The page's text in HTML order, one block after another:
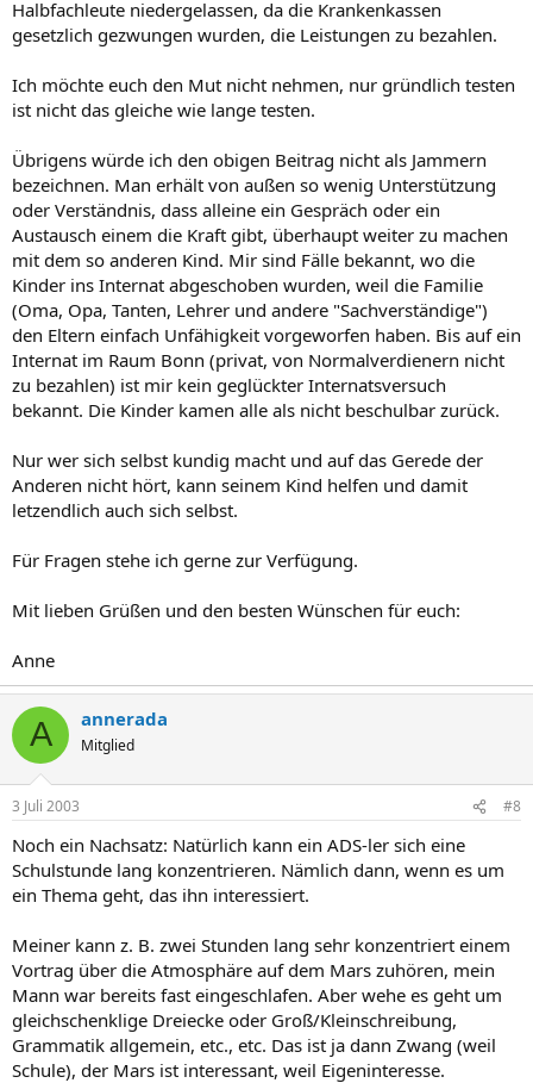
Halbfachleute niedergelassen, da die Krankenkassen
gesetzlich gezwungen wurden, die Leistungen zu bezahlen.
Ich möchte euch den Mut nicht nehmen, nur gründlich testen
ist nicht das gleiche wie lange testen.
Übrigens würde ich den obigen Beitrag nicht als Jammern
bezeichnen. Man erhält von außen so wenig Unterstützung
oder Verständnis, dass alleine ein Gespräch oder ein
Austausch einem die Kraft gibt, überhaupt weiter zu machen
mit dem so anderen Kind. Mir sind Fälle bekannt, wo die
Kinder ins Internat abgeschoben wurden, weil die Familie
(Oma, Opa, Tanten, Lehrer und andere "Sachverständige")
den Eltern einfach Unfähigkeit vorgeworfen haben. Bis auf ein
Internat im Raum Bonn (privat, von Normalverdienern nicht
zu bezahlen) ist mir kein geglückter Internatsversuch
bekannt. Die Kinder kamen alle als nicht beschulbar zurück.
Nur wer sich selbst kundig macht und auf das Gerede der
Anderen nicht hört, kann seinem Kind helfen und damit
letzendlich auch sich selbst.
Für Fragen stehe ich gerne zur Verfügung.
Mit lieben Grüßen und den besten Wünschen für euch:
Anne
A annerada
Mitglied
3 Juli 2003 #8
Noch ein Nachsatz: Natürlich kann ein ADS-ler sich eine
Schulstunde lang konzentrieren. Nämlich dann, wenn es um
ein Thema geht, das ihn interessiert.
Meiner kann z. B. zwei Stunden lang sehr konzentriert einem
Vortrag über die Atmosphäre auf dem Mars zuhören, mein
Mann war bereits fast eingeschlafen. Aber wehe es geht um
gleichschenklige Dreiecke oder Groß/Kleinschreibung,
Grammatik allgemein, etc., etc. Das ist ja dann Zwang (weil
Schule), der Mars ist interessant, weil Eigeninteresse.